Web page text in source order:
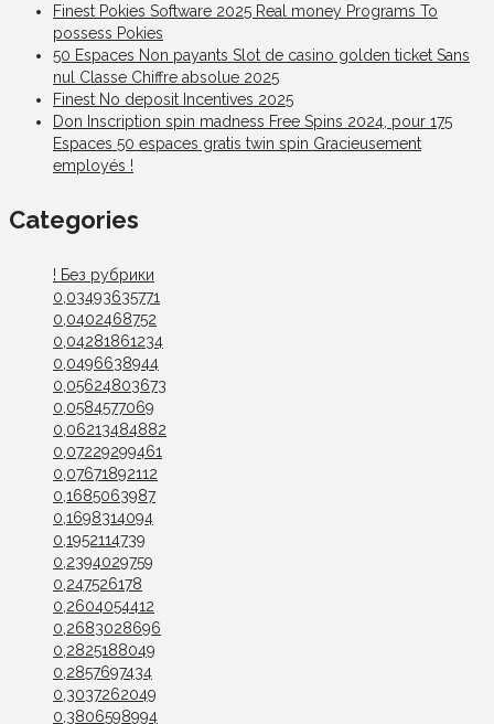
Finest Pokies Software 2025 Real money Programs To
possess Pokies
50 Espaces Non payants Slot de casino golden ticket Sans
nul Classe Chiffre absolue 2025
Finest No deposit Incentives 2025
Don Inscription spin madness Free Spins 2024, pour 175
Espaces 50 espaces gratis twin spin Gracieusement
employés !
Categories
! Без рубрики
0,03493635771
0,0402468752
0,04281861234
0,0496638944
0,05624803673
0,0584577069
0,06213484882
0,07229299461
0,07671892112
0,1685063987
0,1698314094
0,1952114739
0,2394029759
0,247526178
0,2604054412
0,2683028696
0,2825188049
0,2857697434
0,3037262049
0,3806598994